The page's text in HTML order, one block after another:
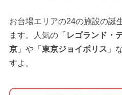
お台場エリアの24の施設の誕
ます。人気の「 レゴランド・
京」や「 東京ジョイポリス 」
すよ。